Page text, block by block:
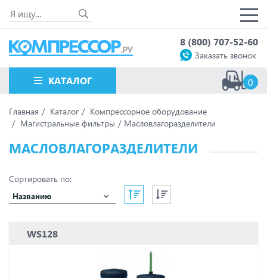
8 (800) 707-52-60
Заказать звонок
КАТАЛОГ 0
Главная Каталог
Компрессорное оборудование
Магистральные фильтры
Масловлагоразделители
МАСЛОВЛАГОРАЗДЕЛИТЕЛИ
Сортировать по:
Названию
WS128